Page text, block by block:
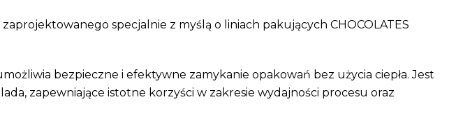
specjalnie z myślą o liniach pakujących CHOCOLATES
bezpieczne i efektywne zamykanie opakowań bez użycia ciepła. Jest
zapewniające istotne korzyści w zakresie wydajności procesu oraz